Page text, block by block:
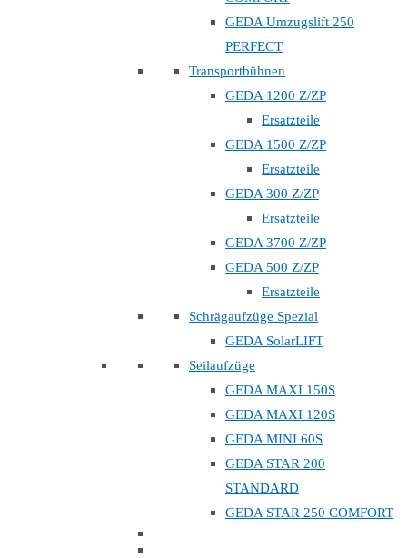
GEDA Umzugslift 250
PERFECT
Transportbühnen
GEDA 1200 Z/ZP
Ersatzteile
GEDA 1500 Z/ZP
Ersatzteile
GEDA 300 Z/ZP
Ersatzteile
GEDA 3700 Z/ZP
GEDA 500 Z/ZP
Ersatzteile
Schrägaufzüge Spezial
GEDA SolarLIFT
Seilaufzüge
GEDA MAXI 150S
GEDA MAXI 120S
GEDA MINI 60S
GEDA STAR 200
STANDARD
GEDA STAR 250 COMFORT